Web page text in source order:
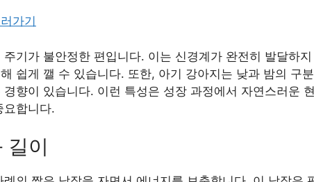
가기
기가 불안정한 편입니다. 이는 신경계가 완전히 발달하
쉽게 깰 수 있습니다. 또한, 아기 강아지는 낮과 밤의 구
향이 있습니다. 이런 특성은 성장 과정에서 자연스러운
요합니다.
길이